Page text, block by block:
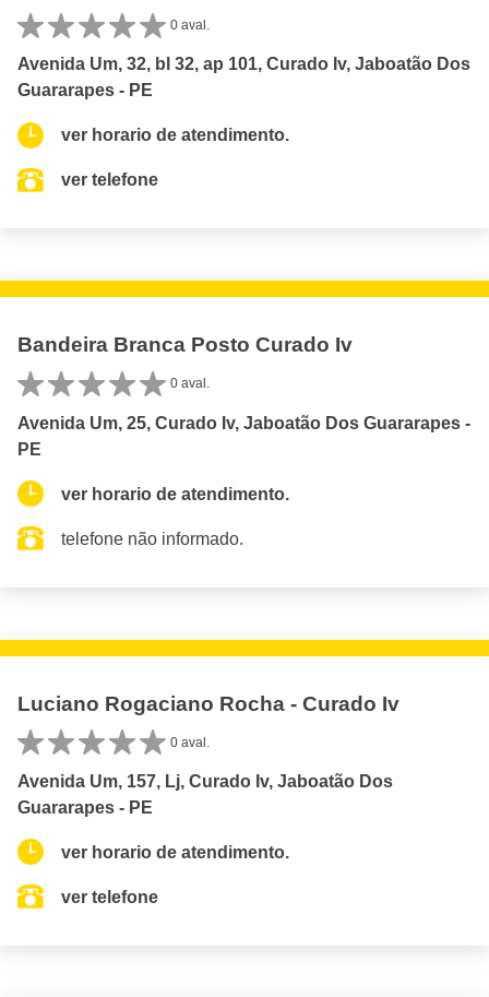
0 aval.
Avenida Um, 32, bl 32, ap 101, Curado Iv, Jaboatão Dos
Guararapes - PE
ver horario de atendimento.
ver telefone
Bandeira Branca Posto Curado Iv
0 aval.
Avenida Um, 25, Curado Iv, Jaboatão Dos Guararapes -
PE
ver horario de atendimento.
telefone não informado.
Luciano Rogaciano Rocha - Curado Iv
0 aval.
Avenida Um, 157, Lj, Curado Iv, Jaboatão Dos
Guararapes - PE
ver horario de atendimento.
ver telefone